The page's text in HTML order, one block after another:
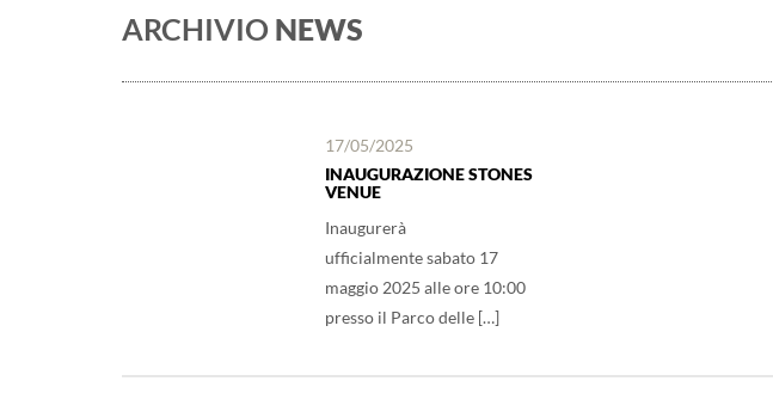
ARCHIVIO NEWS
17/05/2025
INAUGURAZIONE STONES
VENUE
Inaugurerà
ufficialmente sabato 17
maggio 2025 alle ore 10:00
presso il Parco delle […]